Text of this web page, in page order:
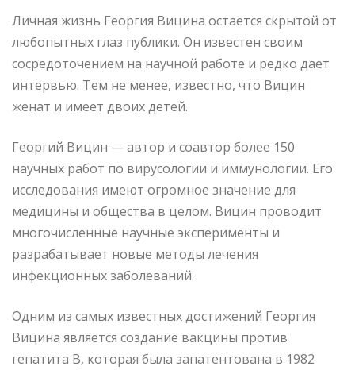
Личная жизнь Георгия Вицина остается скрытой от
любопытных глаз публики. Он известен своим
сосредоточением на научной работе и редко дает
интервью. Тем не менее, известно, что Вицин
женат и имеет двоих детей.
Георгий Вицин — автор и соавтор более 150
научных работ по вирусологии и иммунологии. Его
исследования имеют огромное значение для
медицины и общества в целом. Вицин проводит
многочисленные научные эксперименты и
разрабатывает новые методы лечения
инфекционных заболеваний.
Одним из самых известных достижений Георгия
Вицина является создание вакцины против
гепатита В, которая была запатентована в 1982